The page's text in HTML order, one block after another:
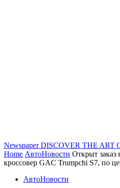
Newspaper DISCOVER THE ART
Home АвтоНовости Открыт
кроссовер GAC Trumpchi S7, по
АвтоНовости